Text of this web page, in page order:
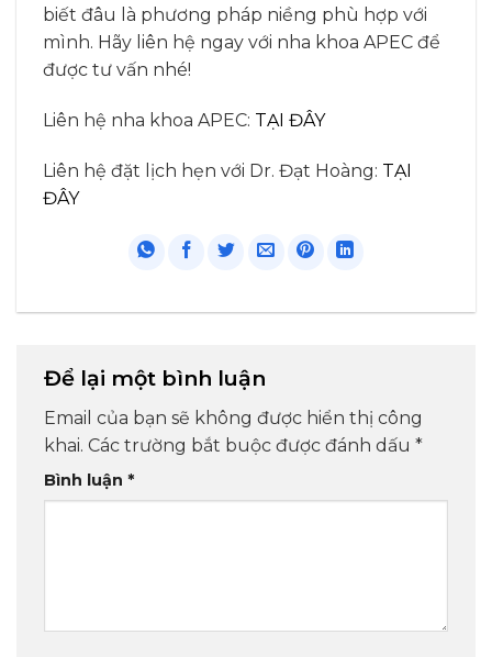
biết đâu là phương pháp niềng phù hợp với
mình. Hãy liên hệ ngay với nha khoa APEC để
được tư vấn nhé!
Liên hệ nha khoa APEC: TẠI ĐÂY
Liên hệ đặt lịch hẹn với Dr. Đạt Hoàng: TẠI
ĐÂY
Để lại một bình luận
Email của bạn sẽ không được hiển thị công
khai. Các trường bắt buộc được đánh dấu *
Bình luận *